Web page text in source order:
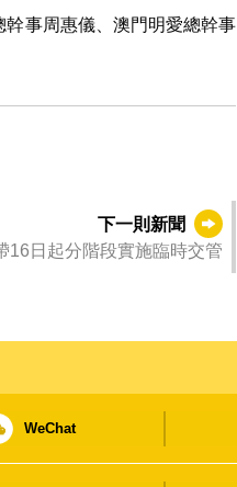
事周惠儀、澳門明愛總幹事
下一則新聞
16日起分階段實施臨時交管
WeChat